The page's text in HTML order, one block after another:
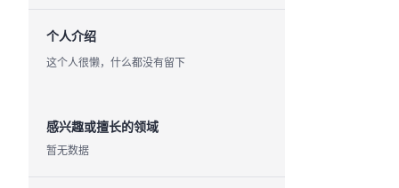
个人介绍
这个人很懒，什么都没有留下
感兴趣或擅长的领域
暂无数据